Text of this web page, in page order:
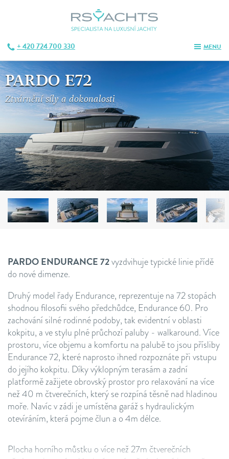
+ 420 724 700 330 MENU
PARDO E72
Ztvárnění síly a dokonalosti
PARDO ENDURANCE 72vyzdvihuje typické linie přídě
do nové dimenze.
Druhý model řady Endurance, reprezentuje na 72 stopách
shodnou filosofii svého předchůdce, Endurance 60. Pro
zachování silné rodinné podoby, tak evidentní v oblasti
kokpitu, a ve stylu plné průchozí paluby - walkaround. Více
prostoru, více objemu a komfortu na palubě to jsou přísliby
Endurance 72, které naprosto ihned rozpoznáte při vstupu
do jejího kokpitu. Díky výklopným terasám a zadní
platformě zažijete obrovský prostor pro relaxování na více
než 40 m čtverečních, který se rozpíná těsně nad hladinou
moře. Navíc v zádi je umístěna garáž s hydraulickým
otevíráním, která pojme člun a o 4m délce.
Plocha horního můstku o více než 27m čtverečních